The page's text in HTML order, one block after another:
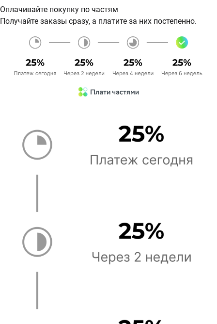
Оплачивайте покупку по частям
Получайте заказы сразу, а платите за них постепенно.